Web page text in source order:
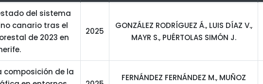
del sistema
canario tras el
de 2023 en
2025
GONZÁLEZ RODRÍGUEZ Á., LUIS DÍAZ V.,
MAYR S., PUÉRTOLAS SIMÓN J.
composición de la
FERNÁNDEZ FERNÁNDEZ M., MUÑOZ